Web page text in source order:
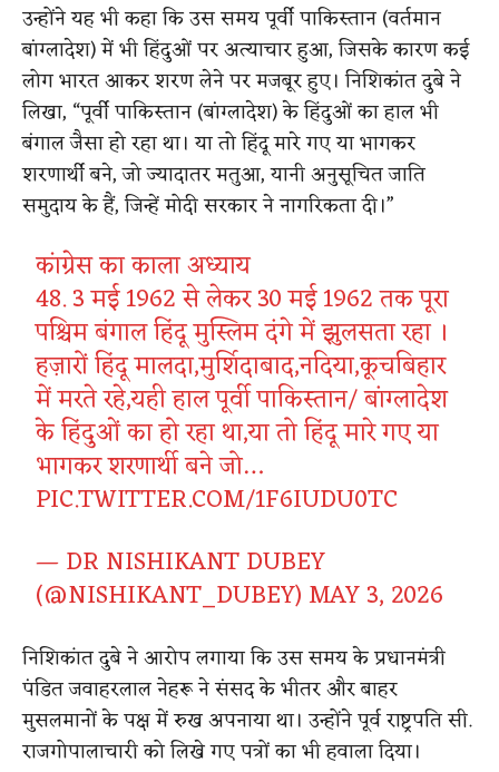
उन्होंने यह भी कहा कि उस समय पूर्वी पाकिस्तान (वर्तमान
बांग्लादेश) में भी हिंदुओं पर अत्याचार हुआ, जिसके कारण कई
लोग भारत आकर शरण लेने पर मजबूर हुए। निशिकांत दुबे ने
लिखा, “पूर्वी पाकिस्तान (बांग्लादेश) के हिंदुओं का हाल भी
बंगाल जैसा हो रहा था। या तो हिंदू मारे गए या भागकर
शरणार्थी बने, जो ज्यादातर मतुआ, यानी अनुसूचित जाति
समुदाय के हैं, जिन्हें मोदी सरकार ने नागरिकता दी।”
कांग्रेस का काला अध्याय
48. 3 मई 1962 से लेकर 30 मई 1962 तक पूरा
पश्चिम बंगाल हिंदू मुस्लिम दंगे में झुलसता रहा ।
हज़ारों हिंदू मालदा,मुर्शिदाबाद,नदिया,कूचबिहार
में मरते रहे,यही हाल पूर्वी पाकिस्तान/ बांग्लादेश
के हिंदुओं का हो रहा था,या तो हिंदू मारे गए या
भागकर शरणार्थी बने जो…
PIC.TWITTER.COM/1F6IUDU0TC
— DR NISHIKANT DUBEY
(@NISHIKANT_DUBEY) MAY 3, 2026
निशिकांत दुबे ने आरोप लगाया कि उस समय के प्रधानमंत्री
पंडित जवाहरलाल नेहरू ने संसद के भीतर और बाहर
मुसलमानों के पक्ष में रुख अपनाया था। उन्होंने पूर्व राष्ट्रपति सी.
राजगोपालाचारी को लिखे गए पत्रों का भी हवाला दिया।